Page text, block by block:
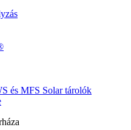
és MFS Solar tárolók